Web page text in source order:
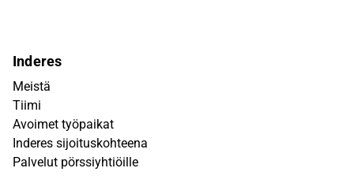
Inderes
Meistä
Tiimi
Avoimet työpaikat
Inderes sijoituskohteena
Palvelut pörssiyhtiöille